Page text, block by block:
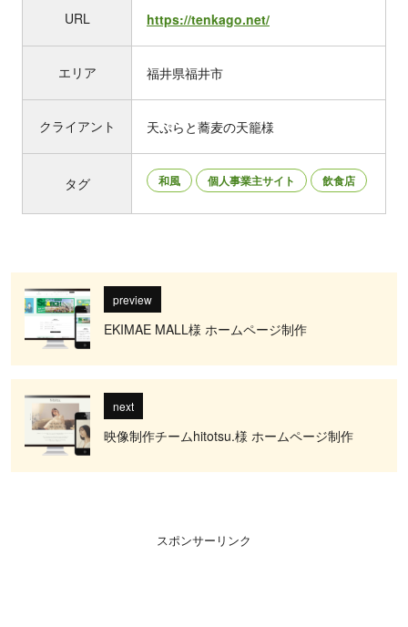
URL https://tenkago.net/
エリア 福井県福井市
クライアント 天ぷらと蕎麦の天籠様
タグ 和風 個人事業主サイト 飲食店
preview
EKIMAE MALL様 ホームページ制作
next
映像制作チームhitotsu.様 ホームページ制作
スポンサーリンク